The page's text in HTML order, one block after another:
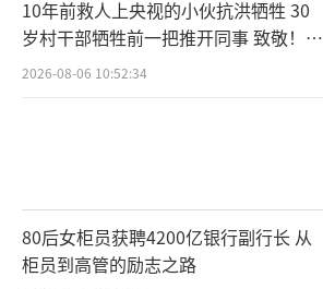
10年前救人上央视的小伙抗洪牺牲 30
岁村干部牺牲前一把推开同事 致敬！送
别！
2026-08-06 10:52:34
80后女柜员获聘4200亿银行副行长 从
柜员到高管的励志之路